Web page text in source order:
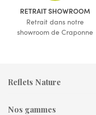
RETRAIT SHOWROOM
Retrait dans notre
showroom de Craponne
Reflets Nature
Nos gammes